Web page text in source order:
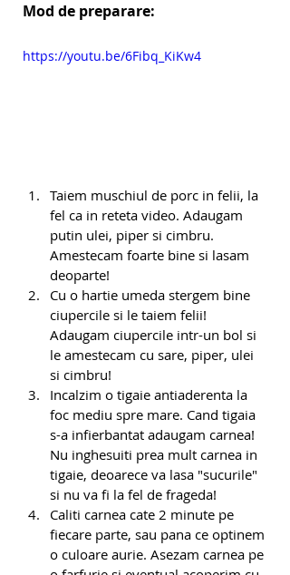
Mod de preparare:
https://youtu.be/6Fibq_KiKw4
Taiem muschiul de porc in felii, la
fel ca in reteta video. Adaugam
putin ulei, piper si cimbru.
Amestecam foarte bine si lasam
deoparte!
Cu o hartie umeda stergem bine
ciupercile si le taiem felii!
Adaugam ciupercile intr-un bol si
le amestecam cu sare, piper, ulei
si cimbru!
Incalzim o tigaie antiaderenta la
foc mediu spre mare. Cand tigaia
s-a infierbantat adaugam carnea!
Nu inghesuiti prea mult carnea in
tigaie, deoarece va lasa "sucurile"
si nu va fi la fel de frageda!
Caliti carnea cate 2 minute pe
fiecare parte, sau pana ce optinem
o culoare aurie. Asezam carnea pe